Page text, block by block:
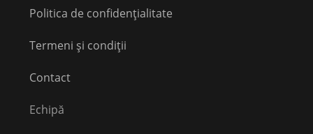
Politica de confidențialitate
Termeni și condiții
Contact
Echipă